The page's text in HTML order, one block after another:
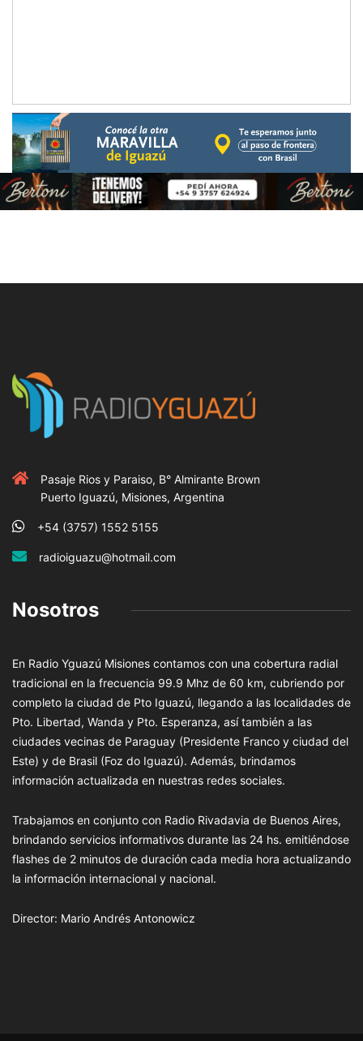
Pasaje Rios y Paraiso, B° Almirante Brown
Puerto Iguazú, Misiones, Argentina
+54 (3757) 1552 5155
radioiguazu@hotmail.com
Nosotros
En Radio Yguazú Misiones contamos con una cobertura radial
tradicional en la frecuencia 99.9 Mhz de 60 km, cubriendo por
completo la ciudad de Pto Iguazú, llegando a las localidades de
Pto. Libertad, Wanda y Pto. Esperanza, así también a las
ciudades vecinas de Paraguay (Presidente Franco y ciudad del
Este) y de Brasil (Foz do Iguazú). Además, brindamos
información actualizada en nuestras redes sociales.
Trabajamos en conjunto con Radio Rivadavia de Buenos Aires,
brindando servicios informativos durante las 24 hs. emitiéndose
flashes de 2 minutos de duración cada media hora actualizando
la información internacional y nacional.
Director: Mario Andrés Antonowicz